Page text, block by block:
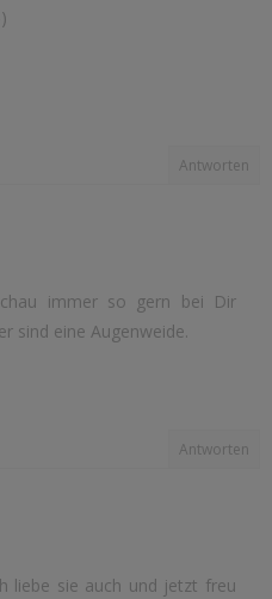
Antworten
immer so gern bei Dir
sind eine Augenweide.
Antworten
liebe sie auch und jetzt freu